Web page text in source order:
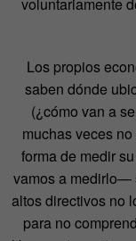
Los propios
saben dónde
(¿cómo van a
muchas veces
forma de medir
vamos a medirlo—
altos directivos no
para no